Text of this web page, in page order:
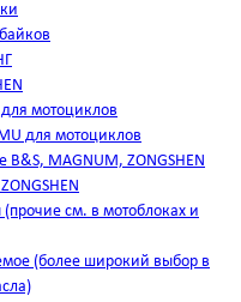
мотоциклов
для мотоциклов
MAGNUM, ZONGSHEN
см. в мотоблоках и
(более широкий выбор в